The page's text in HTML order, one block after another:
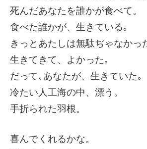
死んだあなたを誰かが食べて。
食べた誰かが、生きている｡
きっとあたしは無駄ぢゃなかっ
生きてきて、よかった｡
だって､あなたが、生きていた｡
冷たい人工海の中、漂う。
手折られた羽根。
喜んでくれるかな。